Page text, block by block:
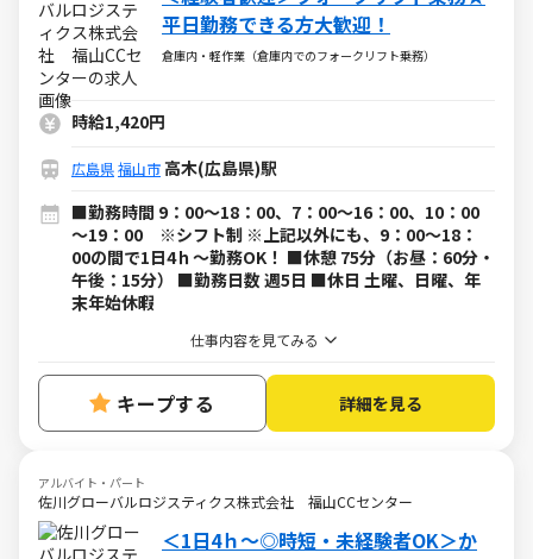
平日勤務できる方大歓迎！
倉庫内・軽作業（倉庫内でのフォークリフト乗務）
時給1,420円
広島県福山市 高木(広島県)駅
■勤務時間 9：00～18：00、7：00～16：00、10：00
～19：00 ※シフト制 ※上記以外にも、9：00～18：
00の間で1日4ｈ～勤務OK！ ■休憩 75分（お昼：60分・
午後：15分） ■勤務日数 週5日 ■休日 土曜、日曜、年
末年始休暇
仕事内容を見てみる
キープする 詳細を見る
アルバイト・パート
佐川グローバルロジスティクス株式会社 福山CCセンター
＜1日4ｈ～◎時短・未経験者OK＞か